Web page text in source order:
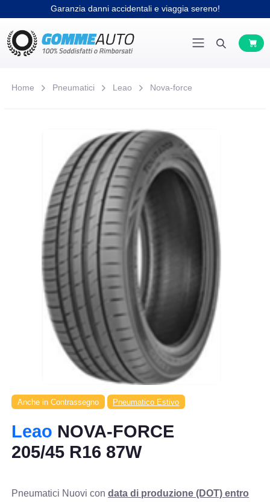
Garanzia danni accidentali e viaggia sereno!
Home Pneumatici Leao Nova-force
Anche in Contrassegno Pneumatico Estivo
Leao NOVA-FORCE
205/45 R16 87W
Pneumatici Nuovi condata di produzione (DOT) entro